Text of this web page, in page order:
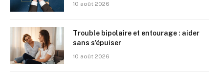
10 août 2026
Trouble bipolaire et entourage : aider
sans s’épuiser
10 août 2026